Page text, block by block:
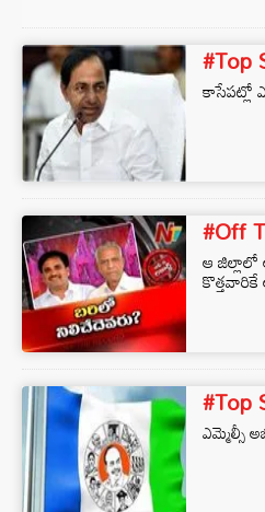
#Top
కాసేపట్లో
#Off
ఆ జిల్లాలో
#Top
ఎమ్మెల్సీ